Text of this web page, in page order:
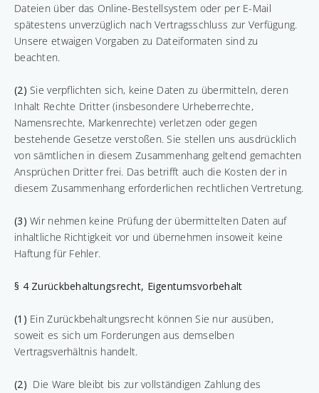
Dateien über das Online-Bestellsystem oder per E-Mail
spätestens unverzüglich nach Vertragsschluss zur Verfügung.
Unsere etwaigen Vorgaben zu Dateiformaten sind zu
beachten.
(2) Sie verpflichten sich, keine Daten zu übermitteln, deren
Inhalt Rechte Dritter (insbesondere Urheberrechte,
Namensrechte, Markenrechte) verletzen oder gegen
bestehende Gesetze verstoßen. Sie stellen uns ausdrücklich
von sämtlichen in diesem Zusammenhang geltend gemachten
Ansprüchen Dritter frei. Das betrifft auch die Kosten der in
diesem Zusammenhang erforderlichen rechtlichen Vertretung.
(3) Wir nehmen keine Prüfung der übermittelten Daten auf
inhaltliche Richtigkeit vor und übernehmen insoweit keine
Haftung für Fehler.
§ 4 Zurückbehaltungsrecht, Eigentumsvorbehalt
(1) Ein Zurückbehaltungsrecht können Sie nur ausüben,
soweit es sich um Forderungen aus demselben
Vertragsverhältnis handelt.
(2) Die Ware bleibt bis zur vollständigen Zahlung des